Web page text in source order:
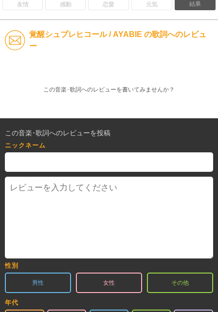
友情 感動 恋愛 元気 結果
覚醒シュプレヒコール / AYABIE の歌詞へのレビュ
ー
この音楽･歌詞へのレビューを書いてみませんか？
この音楽･歌詞へのレビューを投稿
ニックネーム
性別
男性 女性 その他
年代